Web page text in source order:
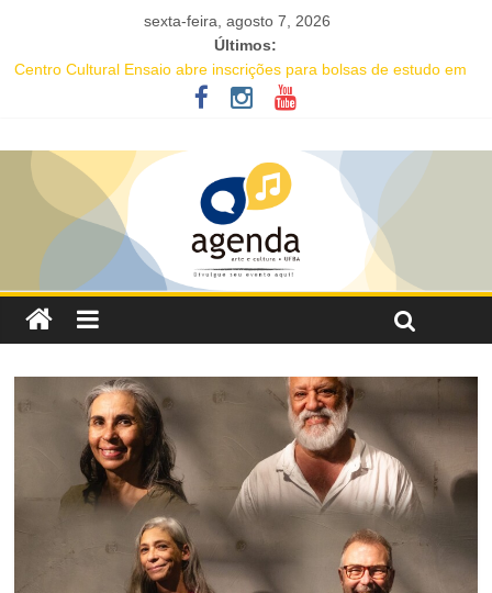
sexta-feira, agosto 7, 2026
Últimos:
Centro Cultural Ensaio abre inscrições para bolsas de estudo em
Tuca Fernandes, Buja Ferreira e o cantor coreano Junho Chu
estão entre as atrações deste fim de semana da Festa de Santa
Dulce dos Pobres
Projeto Órbita estreia em Salvador com residente da Vila Sul do
Goethe-Institut e programação gratuita de cinema imersivo
Oficina gratuita de literatura e afrocentricidade abre inscrições
para educadores da rede pública